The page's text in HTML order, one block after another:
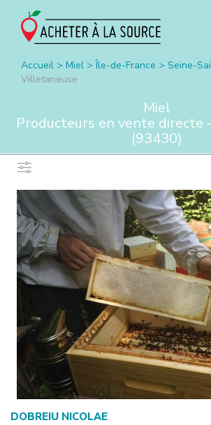
Accueil > Miel >Île-de-France > Seine-
Villetaneuse
Miel
Producteurs en vente directe -
(93430)
DOBREIU NICOLAE